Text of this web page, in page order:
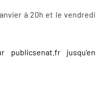
à 20h et le vendredi
publicsenat.fr jusqu'en